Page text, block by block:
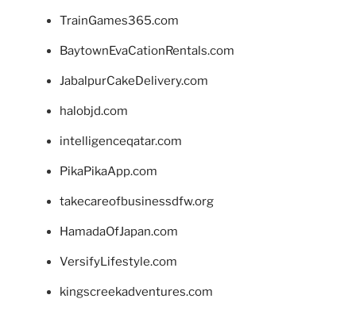
TrainGames365.com
BaytownEvaCationRentals.com
JabalpurCakeDelivery.com
halobjd.com
intelligenceqatar.com
PikaPikaApp.com
takecareofbusinessdfw.org
HamadaOfJapan.com
VersifyLifestyle.com
kingscreekadventures.com